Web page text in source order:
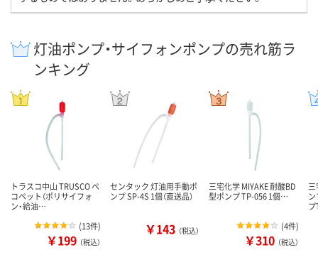
灯油ポンプ・サイフォンポンプの売れ筋ラ
ンキング
トラスコ中山 TRUSCO ペ
コペット（ポリサイフォ
ン・給油…
(13件)
￥199 （税込）
センタック 灯油用手動ポ
ンプ SP-4S 1個（直送品）
￥143 （税込）
三宅化学 MIYAKE 耐酸BD
型ポンプ TP-056 1個…
(4件)
￥310 （税込）